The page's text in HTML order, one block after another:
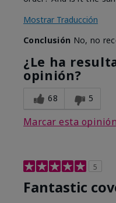
Mostrar Traducción
Conclusión No, no
¿Le ha
opinión?
68 5
Marcar esta opinión
5
Fantastic